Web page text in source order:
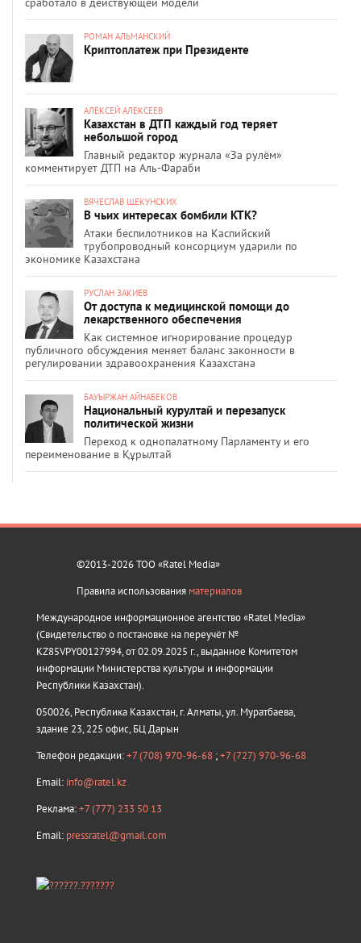
РОМАН АЛЬМАНСКИЙ
Криптоплатеж при Президенте
АЛЕКСЕЙ АЛЕКСЕЕВ
Казахстан в ДТП каждый год теряет
небольшой город
Главный редактор журнала «За рулём»
комментирует ДТП на Аль-Фараби
ВЯЧЕСЛАВ ЩЕКУНСКИХ
В чьих интересах бомбили КТК?
Атаки беспилотников на Каспийский
трубопроводный консорциум ударили по
экономике Казахстана
РУСЛАН ЗАКИЕВ
От доступа к медицинской помощи до
лекарственного обеспечения
Как системное игнорирование процедур
публичного обсуждения меняет баланс законности в
регулировании здравоохранения Казахстана
БАУЫРЖАН АЙНАБЕКОВ
Национальный курултай и перезапуск
политической жизни
Переход к однопалатному Парламенту и его
переименование в Құрылтай
©2013-2026 ТОО «Ratel Media»
Правила использования материалов
Международное информационное агентство «Ratel Media»
(Свидетельство о постановке на переучёт №
KZ85VPY00127994, от 02.09.2025 г., выданное Комитетом
информации Министерства культуры и информации
Республики Казахстан).
050026, Республика Казахстан, г. Алматы, ул. Муратбаева,
здание 23, 225 офис, БЦ Дарын
Телефон редакции:+7 (708) 970-96-68 ;+7 (727) 970-96-68
Email: info@ratel.kz
Реклама:+7 (777) 233 50 13
Email: pressratel@gmail.com